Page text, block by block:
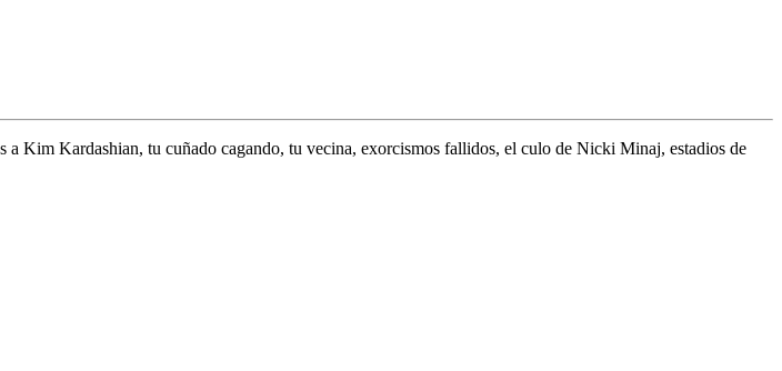
Kim Kardashian, tu cuñado cagando, tu vecina, exorcismos fallidos, el culo de Nicki Minaj, estadios de